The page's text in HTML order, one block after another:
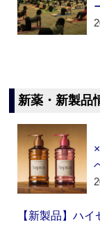
新薬・新製品
【新製品】ハ